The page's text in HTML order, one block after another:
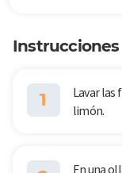
Instrucciones
1
Lavar las
limón.
En una